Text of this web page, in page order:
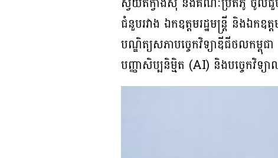
ជំនួបរវាង ឯកឧត្តមរដ្ឋមន្រ្តី និងឯ
បណ្ឌិត្យសភាបចេ្ចកវិទ្យាឌីជីថលកម្ពុជា
បញ្ញាសិប្បនិម្មិត (AI) និងបច្ចេកវិ